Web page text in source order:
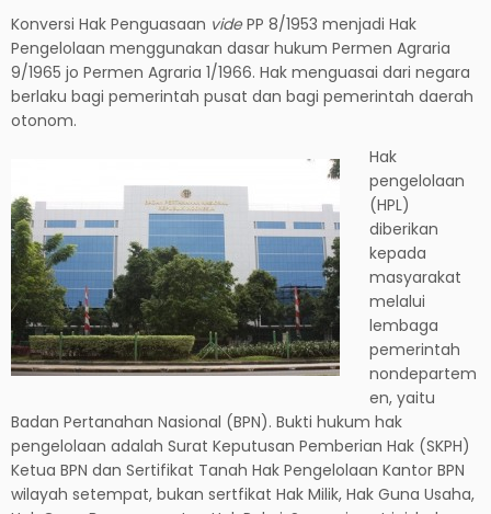
Konversi Hak Penguasaan videPP 8/1953 menjadi Hak
Pengelolaan menggunakan dasar hukum Permen Agraria
9/1965 jo Permen Agraria 1/1966. Hak menguasai dari negara
berlaku bagi pemerintah pusat dan bagi pemerintah daerah
otonom.
Hak
pengelolaan
(HPL)
diberikan
kepada
masyarakat
melalui
lembaga
pemerintah
nondepartem
en, yaitu
Badan Pertanahan Nasional (BPN). Bukti hukum hak
pengelolaan adalah Surat Keputusan Pemberian Hak (SKPH)
Ketua BPN dan Sertifikat Tanah Hak Pengelolaan Kantor BPN
wilayah setempat, bukan sertfikat Hak Milik, Hak Guna Usaha,